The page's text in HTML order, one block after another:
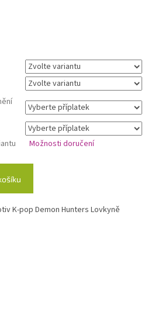
Možnosti doručení
K-pop Demon Hunters Lovkyně